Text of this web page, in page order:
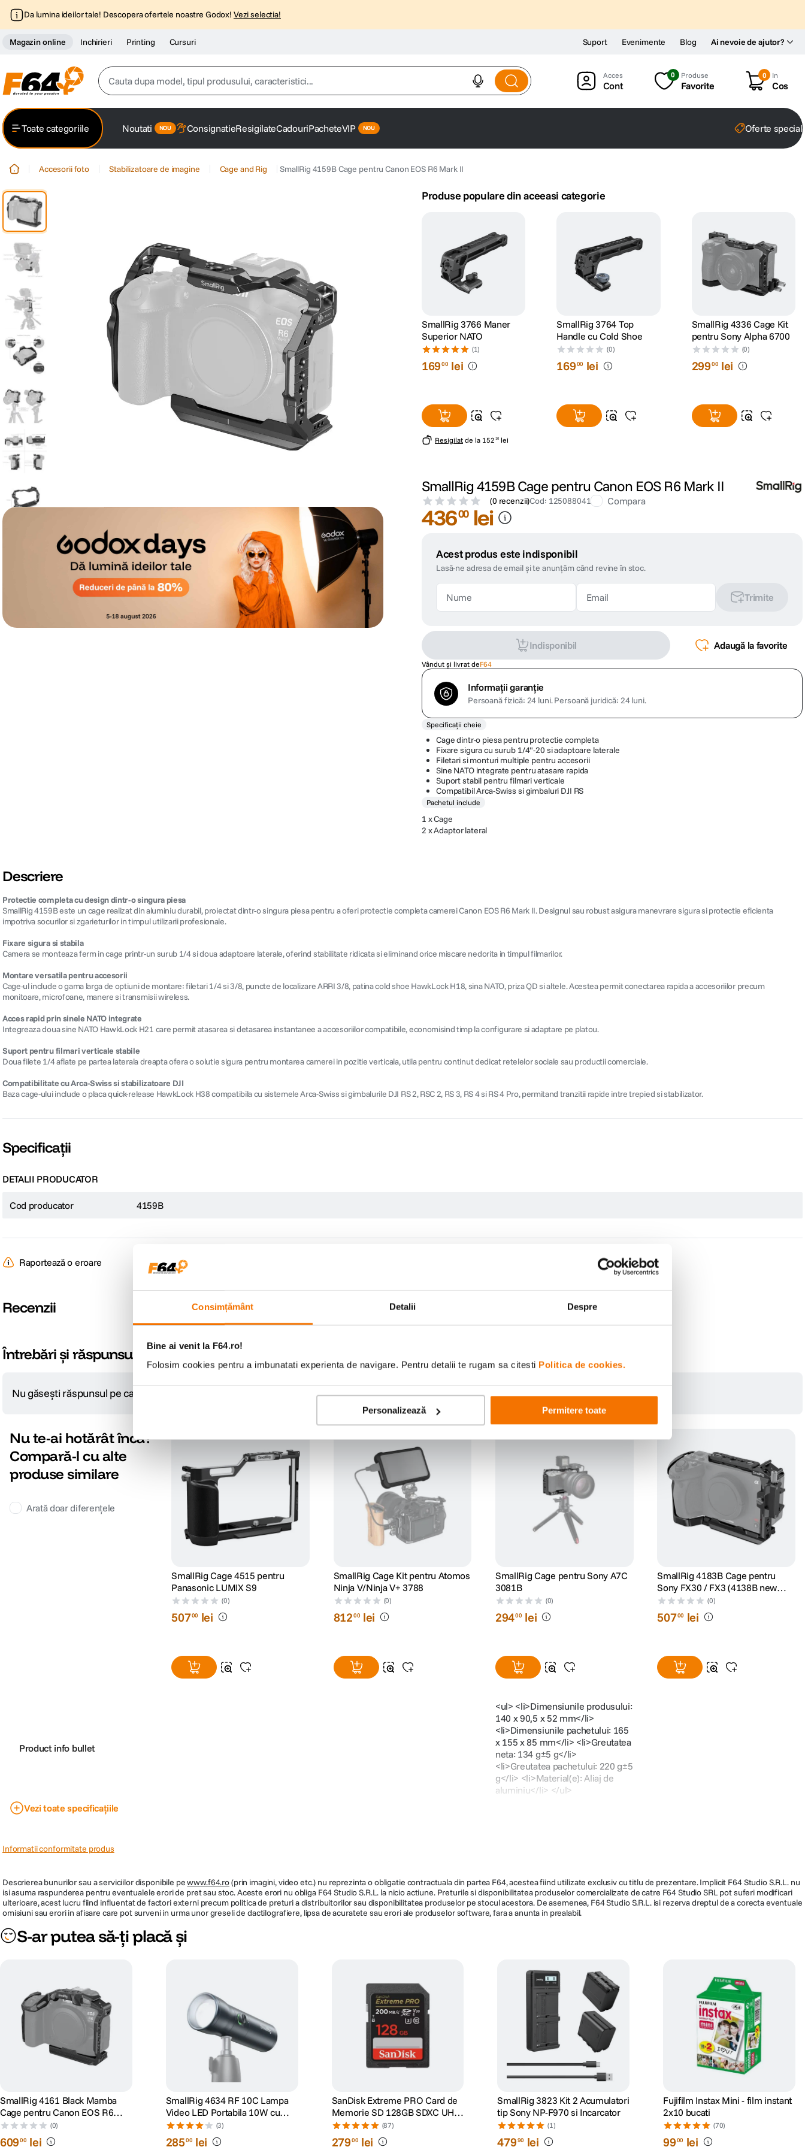
Consimțământ Detalii Despre
Bine ai venit la F64.ro!
Folosim cookies pentru a imbunatati experienta de navigare. Pentru detalii te rugam sa citesti Politica de cookies.
Personalizează Permitere toate
Da lumina ideilor tale! Descopera ofertele noastre Godox! Vezi selectia!
Magazin online Inchirieri Printing Cursuri Ai nevoie de ajutor?
Suport Evenimente Blog
Cauta dupa model, tipul produsului, caracteristici...
2. trepied
canon sx740 hs
6 lavaliera
sony fx
card memorie
dji mic mini
10. dji osmo
Cont
0 Produse
Favorite
0 In
Cos
Toate categoriile Noutati ConsignatieResigilateCadouriPacheteVIP Oferte
Accesorii foto Stabilizatoare de imagine Cage and Rig SmallRig 4159B Cage pentru Canon EOS R6 Mark II
Produse populare din aceeasi categorie
SmallRig 3766 Maner
Superior NATO
(1)
16900 lei
Resigilat de la 152 10 lei
SmallRig 3764 Top
Handle cu Cold Shoe
(0)
16900 lei
SmallRig 4336 Cage Kit
pentru Sony Alpha 6700
(0)
29900 lei
SmallRig 4159B Cage pentru Canon EOS R6 Mark II
(0 recenzii)Cod: 125088041 Compara
43600 lei
Acest produs este indisponibil
Lasă-ne adresa de email și te anunțăm când revine în stoc.
Trimite
Indisponibil Adaugă la favorite
Vândut și livrat deF64
Informații garanție
Persoană fizică: 24 luni.Persoană juridică: 24 luni.
Specificații cheie
Cage dintr-o piesa pentru protectie completa
Fixare sigura cu surub 1/4"-20 si adaptoare laterale
Filetari si monturi multiple pentru accesorii
Sine NATO integrate pentru atasare rapida
Suport stabil pentru filmari verticale
Compatibil Arca-Swiss si gimbaluri DJI RS
Pachetul include
1 x Cage
2 x Adaptor lateral
Descriere
Protectie completa cu design dintr-o singura piesa
SmallRig 4159B este un cage realizat din aluminiu durabil, proiectat dintr-o singura piesa pentru a oferi protectie completa camerei Canon EOS R6 Mark II. Designul sau robust asigura manevrare sigura si protectie eficienta
impotriva socurilor si zgarieturilor in timpul utilizarii profesionale.
Fixare sigura si stabila
Camera se monteaza ferm in cage printr-un surub 1/4 si doua adaptoare laterale, oferind stabilitate ridicata si eliminand orice miscare nedorita in timpul filmarilor.
Montare versatila pentru accesorii
Cage-ul include o gama larga de optiuni de montare: filetari 1/4 si 3/8, puncte de localizare ARRI 3/8, patina cold shoe HawkLock H18, sina NATO, priza QD si altele. Acestea permit conectarea rapida a accesoriilor precum
monitoare, microfoane, manere si transmisii wireless.
Acces rapid prin sinele NATO integrate
Integreaza doua sine NATO HawkLock H21 care permit atasarea si detasarea instantanee a accesoriilor compatibile, economisind timp la configurare si adaptare pe platou.
Suport pentru filmari verticale stabile
Doua filete 1/4 aflate pe partea laterala dreapta ofera o solutie sigura pentru montarea camerei in pozitie verticala, utila pentru continut dedicat retelelor sociale sau productii comerciale.
Compatibilitate cu Arca-Swiss si stabilizatoare DJI
Baza cage-ului include o placa quick-release HawkLock H38 compatibila cu sistemele Arca-Swiss si gimbalurile DJI RS 2, RSC 2, RS 3, RS 4 si RS 4 Pro, permitand tranzitii rapide intre trepied si stabilizator.
Specificații
DETALII PRODUCATOR
Cod producator 4159B
Raportează o eroare
Recenzii
Întrebări și răspunsuri
Nu găsești răspunsul pe care îl cauți?
Nu te-ai hotărât încă?
Compară-l cu alte
produse similare
Arată doar diferențele
SmallRig Cage 4515 pentru
Panasonic LUMIX S9
(0)
50700 lei
SmallRig Cage Kit pentru Atomos
Ninja V/Ninja V+ 3788
(0)
81200 lei
SmallRig Cage pentru Sony A7C
3081B
(0)
29400 lei
SmallRig 4183B Cage pentru
Sony FX30 / FX3 (4138B new
version)
(0)
50700 lei
Product info bullet
<ul> <li>Dimensiunile produsului:
140 x 90,5 x 52 mm</li>
<li>Dimensiunile pachetului: 165
x 155 x 85 mm</li> <li>Greutatea
neta: 134 g±5 g</li>
<li>Greutatea pachetului: 220 g±5
g</li> <li>Material(e): Aliaj de
aluminiu</li> </ul>
Cod producator
Vezi toate specificațiile
Informatii conformitate produs
Descrierea bunurilor sau a serviciilor disponibile pewww.f64.ro(prin imagini, video etc.) nu reprezinta o obligatie contractuala din partea F64, acestea fiind utilizate exclusiv cu titlu de prezentare. Implicit F64 Studio S.R.L. nu
isi asuma raspunderea pentru eventualele erori de pret sau stoc. Aceste erori nu obliga F64 Studio S.R.L. la nicio actiune. Preturile si disponibilitatea produselor comercializate de catre F64 Studio SRL pot suferi modificari
ulterioare, acest lucru fiind influentat de factori externi precum politica de preturi a distribuitorilor sau disponibilitatea produselor pe stocul acestora. De asemenea, F64 Studio S.R.L. isi rezerva dreptul de a corecta eventuale
omisiuni sau erori in afisare care pot surveni in urma unor greseli de dactilografiere, lipsa de acuratete sau erori ale produselor software, fara a anunta in prealabil.
S-ar putea să-ți placă și
SmallRig 4161 Black Mamba
Cage pentru Canon EOS R6
Mark II
(0)
60900 lei
SmallRig 4634 RF 10C Lampa
Video LED Portabila 10W cu
Focus Ajustabil 10°-60°
(3)
28500 lei
SanDisk Extreme PRO Card de
Memorie SD 128GB SDXC UHS-
I Class 10 U3 V30 + 2 Ani
RescuePRO Deluxe
(87)
27900 lei
SmallRig 3823 Kit 2 Acumulatori
tip Sony NP-F970 si Incarcator
(1)
47990 lei
Fujifilm Instax Mini - film instant
2x10 bucati
(70)
9900 lei